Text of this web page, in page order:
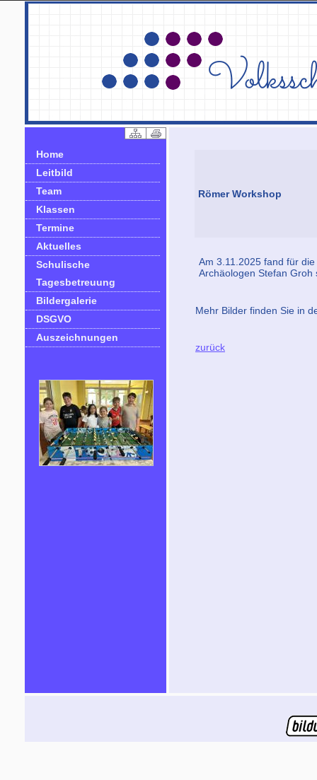
Home
Leitbild
Team
Klassen
Termine
Aktuelles
Schulische
Tagesbetreuung
Bildergalerie
DSGVO
Auszeichnungen
Römer Workshop
Am 3.11.2025 fand für
Archäologen Stefan Groh
Mehr Bilder finden Sie in
zurück